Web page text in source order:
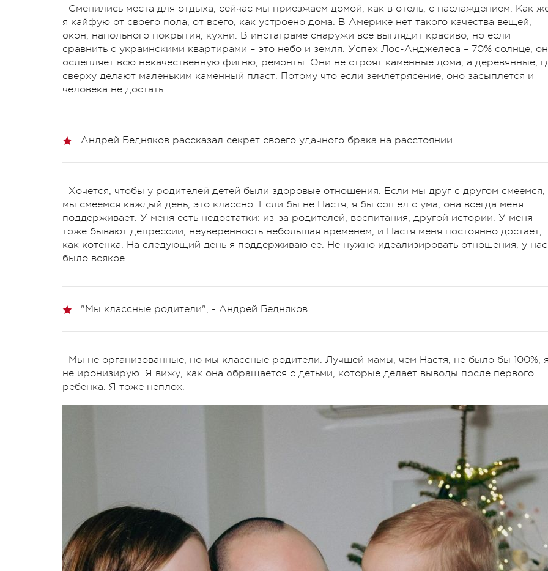
Сменились места для отдыха, сейчас мы приезжаем домой, как в отель, с наслаждением. Как
я кайфую от своего пола, от всего, как устроено дома. В Америке нет такого качества вещей,
окон, напольного покрытия, кухни. В инстаграме снаружи все выглядит красиво, но если
сравнить с украинскими квартирами – это небо и земля. Успех Лос-Анджелеса – 70% солнце,
ослепляет всю некачественную фигню, ремонты. Они не строят каменные дома, а деревянные,
сверху делают маленьким каменный пласт. Потому что если землетрясение, оно засыплется и
человека не достать.
Андрей Бедняков рассказал секрет своего удачного брака на расстоянии
Хочется, чтобы у родителей детей были здоровые отношения. Если мы друг с другом смеемся,
мы смеемся каждый день, это классно. Если бы не Настя, я бы сошел с ума, она всегда меня
поддерживает. У меня есть недостатки: из-за родителей, воспитания, другой истории. У меня
тоже бывают депрессии, неуверенность небольшая временем, и Настя меня постоянно достает,
как котенка. На следующий день я поддерживаю ее. Не нужно идеализировать отношения, у нас
было всякое.
"Мы классные родители", - Андрей Бедняков
Мы не организованные, но мы классные родители. Лучшей мамы, чем Настя, не было бы 100%,
не иронизирую. Я вижу, как она обращается с детьми, которые делает выводы после первого
ребенка. Я тоже неплох.